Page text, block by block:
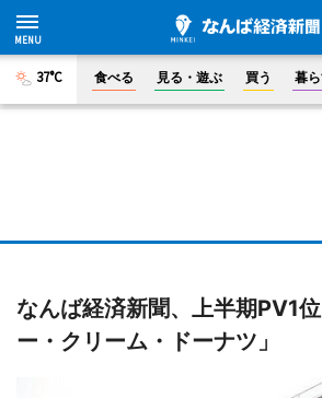
37°C 食べる 見る・遊ぶ 買う 暮
なんば経済新聞、上半期PV1
ー・クリーム・ドーナツ」